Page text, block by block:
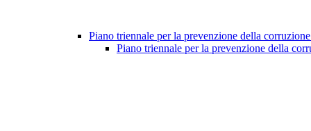
Piano triennale per la prevenzione della
Piano triennale per la prevenzione della